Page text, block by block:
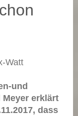
Watt
und
erklärt
dass